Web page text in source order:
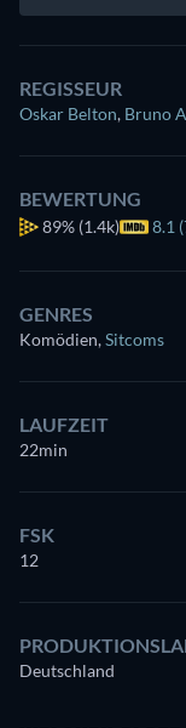
REGISSEUR
Oskar Belton, Bruno
BEWERTUNG
89% (1.4k) 8.1
GENRES
Komödien,Sitcoms
LAUFZEIT
22min
FSK
12
Deutschland